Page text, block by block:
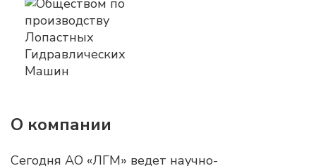
О компании
Сегодня АО «ЛГМ» ведет научно-